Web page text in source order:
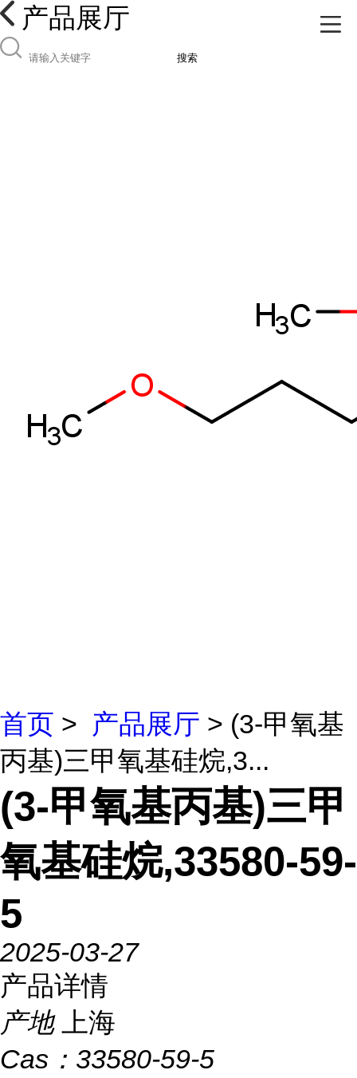
产品展厅
搜索
首页 > 产品展厅 > (3-甲氧基
丙基)三甲氧基硅烷,3...
(3-甲氧基丙基)三甲
氧基硅烷,33580-59-
5
2025-03-27
产品详情
产地
上海
Cas： 33580-59-5